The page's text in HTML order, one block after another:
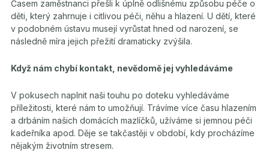
Časem zaměstnanci přešli k úplně odlišnému způsobu péče o
děti, který zahrnuje i citlivou péči, něhu a hlazení. U dětí, které
v podobném ústavu musejí vyrůstat hned od narození, se
následně míra jejich přežití dramaticky zvýšila.
Když nám chybí kontakt, nevědomě jej vyhledáváme
V pokusech naplnit naši touhu po doteku vyhledáváme
příležitosti, které nám to umožňují. Trávíme více času hlazením
a drbáním našich domácích mazlíčků, užíváme si jemnou péči
kadeřníka apod. Děje se takčastěji v období, kdy procházíme
nějakým životním stresem.